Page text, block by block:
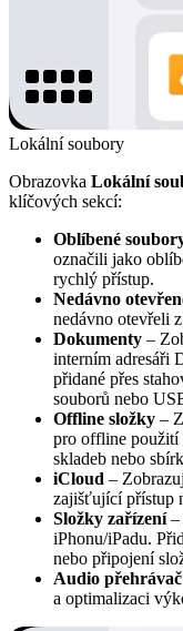
Lokální soubory
Obrazovka Lokální
klíčových sekcí:
Oblíbené
označili jako
rychlý přístup.
Nedávno
nedávno otevřeli
Dokumenty –
interním adresáři
přidané přes
souborů nebo
Offline složky –
pro offline použití
skladeb nebo
iCloud –
zajišťující přístup
Složky zařízení–
iPhonu/iPadu.
nebo připojení
Audio přehrávač
a optimalizaci